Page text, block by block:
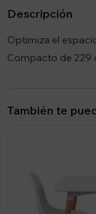
Descripción
Optimiza el
Compacto de 229
También te